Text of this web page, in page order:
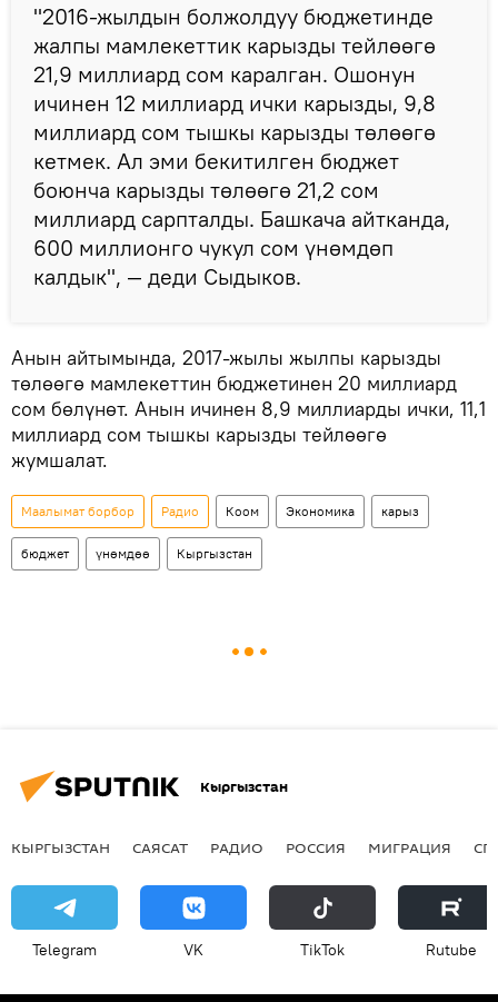
"2016-жылдын болжолдуу бюджетинде
жалпы мамлекеттик карызды тейлөөгө
21,9 миллиард сом каралган. Ошонун
ичинен 12 миллиард ички карызды, 9,8
миллиард сом тышкы карызды төлөөгө
кетмек. Ал эми бекитилген бюджет
боюнча карызды төлөөгө 21,2 сом
миллиард сарпталды. Башкача айтканда,
600 миллионго чукул сом үнөмдөп
калдык", — деди Сыдыков.
Анын айтымында, 2017-жылы жылпы карызды
төлөөгө мамлекеттин бюджетинен 20 миллиард
сом бөлүнөт. Анын ичинен 8,9 миллиарды ички, 11,1
миллиард сом тышкы карызды тейлөөгө
жумшалат.
Маалымат борбор Радио Коом Экономика карыз
бюджет үнөмдөө Кыргызстан
Кыргызстан
КЫРГЫЗСТАН САЯСАТ РАДИО РОССИЯ МИГРАЦИЯ
Telegram VK ТikТоk Rutube